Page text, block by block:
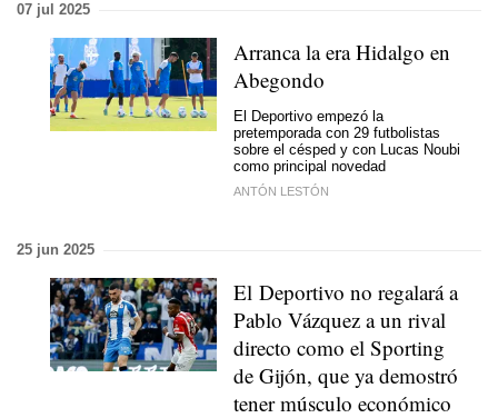
07 jul 2025
Arranca la era Hidalgo en
Abegondo
El Deportivo empezó la
pretemporada con 29 futbolistas
sobre el césped y con Lucas Noubi
como principal novedad
ANTÓN LESTÓN
25 jun 2025
El Deportivo no regalará a
Pablo Vázquez a un rival
directo como el Sporting
de Gijón, que ya demostró
tener músculo económico